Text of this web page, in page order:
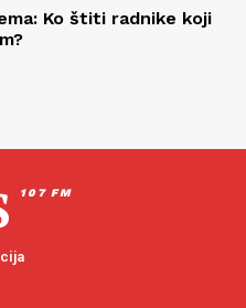
Ko štiti radnike koji
107 FM